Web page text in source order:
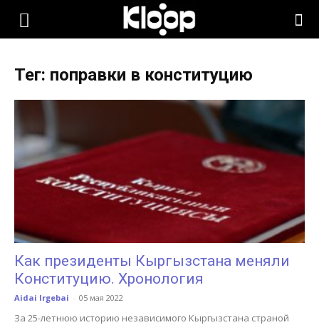
KLOOP.KG
Новости
Кыргызстана
Тег: поправки в конституцию
Как президенты Кыргызстана меняли
Конституцию. Хронология
Aidai Irgebai - 05 мая 2022
За 25-летнюю историю независимого Кыргызстана страной